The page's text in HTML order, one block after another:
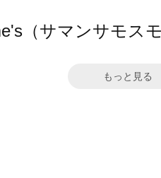
（サマンサモス
もっと見る